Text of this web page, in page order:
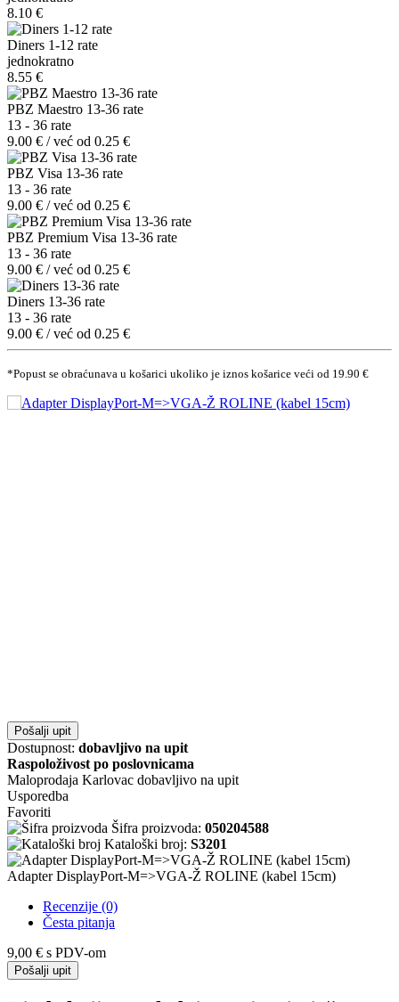
8.10 €
Diners 1-12 rate
jednokratno
8.55 €
PBZ Maestro 13-36 rate
13 - 36 rate
9.00 € / već od 0.25 €
PBZ Visa 13-36 rate
13 - 36 rate
9.00 € / već od 0.25 €
PBZ Premium Visa 13-36 rate
13 - 36 rate
9.00 € / već od 0.25 €
Diners 13-36 rate
13 - 36 rate
9.00 € / već od 0.25 €
*Popust se obraćunava u košarici ukoliko je iznos košarice veći od 19.90 €
Pošalji upit
Dostupnost: dobavljivo na upit
Raspoloživost po poslovnicama
Maloprodaja Karlovac dobavljivo na upit
Usporedba
Favoriti
Šifra proizvoda: 050204588
Kataloški broj: S3201
Adapter DisplayPort-M=>VGA-Ž ROLINE (kabel 15cm)
Recenzije (0)
Česta pitanja
9,00 € s PDV-om
Pošalji upit